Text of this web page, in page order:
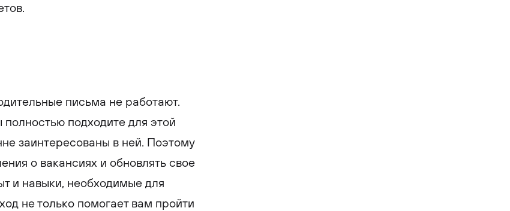
письма не работают.
полностью подходите для этой
заинтересованы в ней. Поэтому
о вакансиях и обновлять свое
и навыки, необходимые для
не только помогает вам пройти